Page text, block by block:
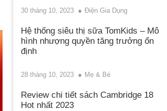
30 tháng 10, 2023 Điện Gia Dụng
Hệ thống siêu thị sữa TomKids – Mô
hình nhượng quyền tăng trưởng ổn
định
28 tháng 10, 2023 Mẹ & Bé
Review chi tiết sách Cambridge 18
Hot nhất 2023